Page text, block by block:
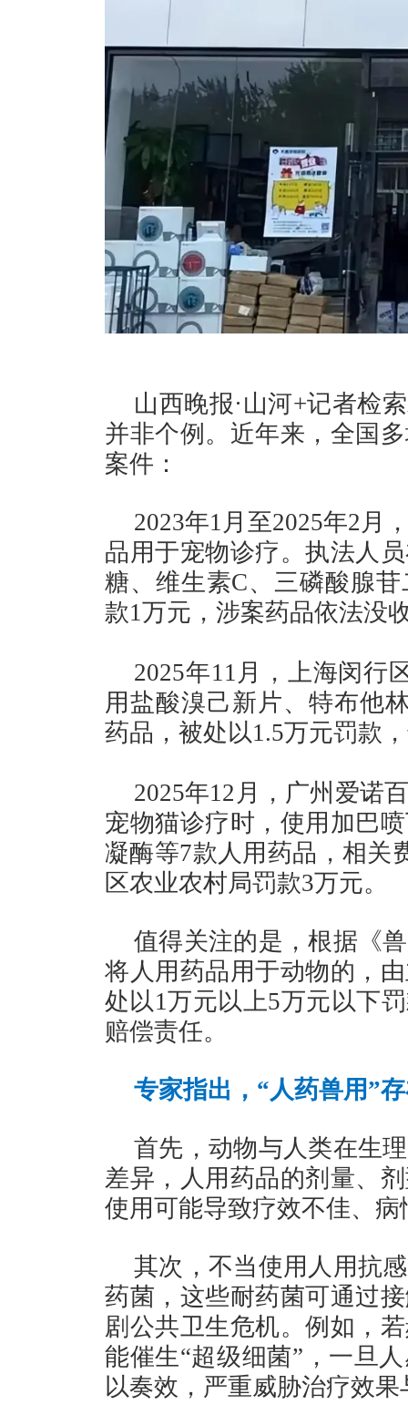
山西晚报·山河+记者检
并非个例。近年来，全国
案件：
2023年1月至2025年2月
品用于宠物诊疗。执法人
糖、维生素C、三磷酸腺
款1万元，涉案药品依法没
2025年11月，上海闵行
用盐酸溴己新片、特布他
药品，被处以1.5万元罚款
2025年12月，广州爱诺
宠物猫诊疗时，使用加巴
凝酶等7款人用药品，相关
区农业农村局罚款3万元。
值得关注的是，根据《
将人用药品用于动物的，
处以1万元以上5万元以下
赔偿责任。
专家指出，“人药兽用”
首先，动物与人类在生
差异，人用药品的剂量、
使用可能导致疗效不佳、
其次，不当使用人用抗
药菌，这些耐药菌可通过
剧公共卫生危机。例如，
能催生“超级细菌”，一旦
以奏效，严重威胁治疗效